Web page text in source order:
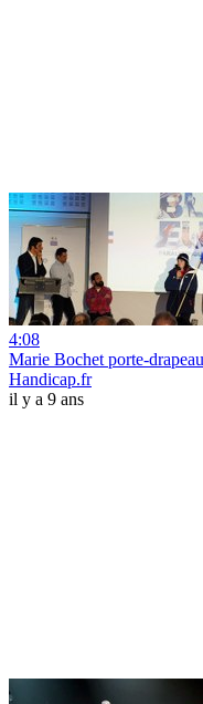
4:08
Marie Bochet porte-
Handicap.fr
il y a 9 ans